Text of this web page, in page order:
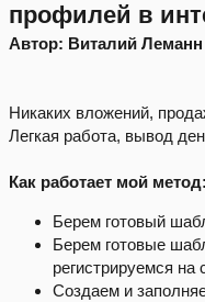
профилей в
Автор: Виталий Леманн
Никаких вложений,
Легкая работа, вывод
Как работает мой метод:
Берем готовый
Берем готовые
регистрируемся на
Создаем и